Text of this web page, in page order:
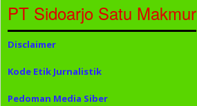
PT Sidoarjo Satu Makmur
Disclaimer
Kode Etik Jurnalistik
Pedoman Media Siber